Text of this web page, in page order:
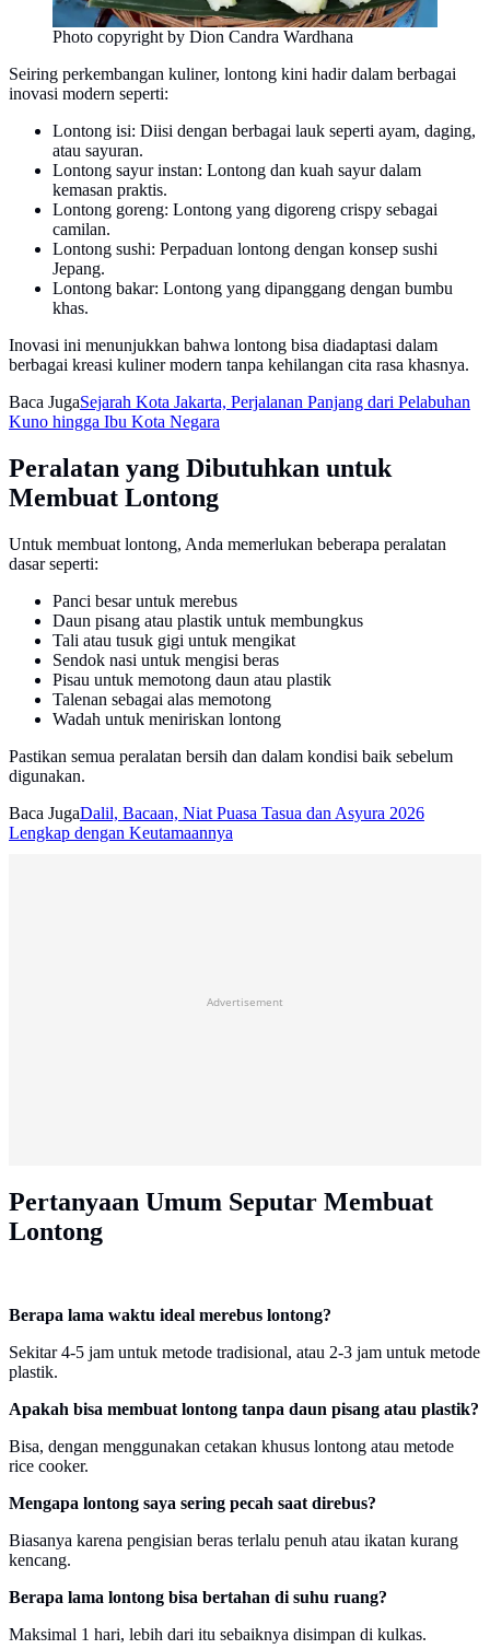
Photo copyright by Dion Candra Wardhana
Seiring perkembangan kuliner, lontong kini hadir dalam berbagai
inovasi modern seperti:
Lontong isi: Diisi dengan berbagai lauk seperti ayam, daging,
atau sayuran.
Lontong sayur instan: Lontong dan kuah sayur dalam
kemasan praktis.
Lontong goreng: Lontong yang digoreng crispy sebagai
camilan.
Lontong sushi: Perpaduan lontong dengan konsep sushi
Jepang.
Lontong bakar: Lontong yang dipanggang dengan bumbu
khas.
Inovasi ini menunjukkan bahwa lontong bisa diadaptasi dalam
berbagai kreasi kuliner modern tanpa kehilangan cita rasa khasnya.
Baca JugaSejarah Kota Jakarta, Perjalanan Panjang dari Pelabuhan
Kuno hingga Ibu Kota Negara
Peralatan yang Dibutuhkan untuk
Membuat Lontong
Untuk membuat lontong, Anda memerlukan beberapa peralatan
dasar seperti:
Panci besar untuk merebus
Daun pisang atau plastik untuk membungkus
Tali atau tusuk gigi untuk mengikat
Sendok nasi untuk mengisi beras
Pisau untuk memotong daun atau plastik
Talenan sebagai alas memotong
Wadah untuk meniriskan lontong
Pastikan semua peralatan bersih dan dalam kondisi baik sebelum
digunakan.
Baca JugaDalil, Bacaan, Niat Puasa Tasua dan Asyura 2026
Lengkap dengan Keutamaannya
Advertisement
Pertanyaan Umum Seputar Membuat
Lontong
Berapa lama waktu ideal merebus lontong?
Sekitar 4-5 jam untuk metode tradisional, atau 2-3 jam untuk metode
plastik.
Apakah bisa membuat lontong tanpa daun pisang atau plastik?
Bisa, dengan menggunakan cetakan khusus lontong atau metode
rice cooker.
Mengapa lontong saya sering pecah saat direbus?
Biasanya karena pengisian beras terlalu penuh atau ikatan kurang
kencang.
Berapa lama lontong bisa bertahan di suhu ruang?
Maksimal 1 hari, lebih dari itu sebaiknya disimpan di kulkas.